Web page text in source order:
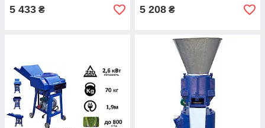
5 433 ₴ 5 208 ₴